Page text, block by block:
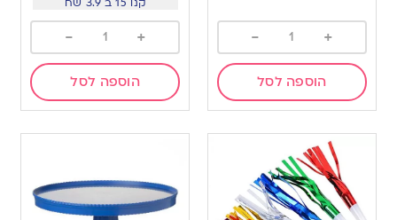
+
-
הוספה לסל
קנו 15 ב 3.9 שח
+
-
הוספה לסל